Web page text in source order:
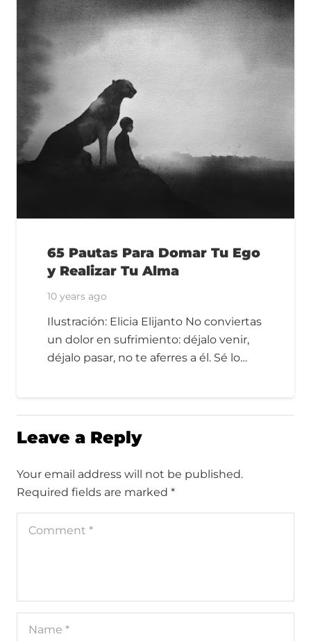
65 Pautas Para Domar Tu Ego
y Realizar Tu Alma
10 years ago
Ilustración: Elicia Elijanto No conviertas
un dolor en sufrimiento: déjalo venir,
déjalo pasar, no te aferres a él. Sé lo…
Leave a Reply
Your email address will not be published.
Required fields are marked *